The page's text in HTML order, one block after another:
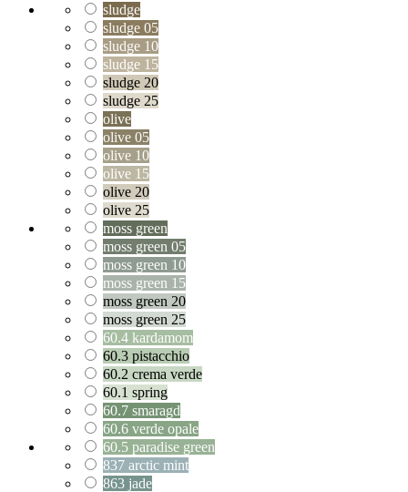
sludge
sludge 05
sludge 10
sludge 15
sludge 20
sludge 25
olive
olive 05
olive 10
olive 15
olive 20
olive 25
moss green
moss green 05
moss green 10
moss green 15
moss green 20
moss green 25
60.4 kardamom
60.3 pistacchio
60.2 crema verde
60.1 spring
60.7 smaragd
60.6 verde opale
60.5 paradise green
837 arctic mint
863 jade